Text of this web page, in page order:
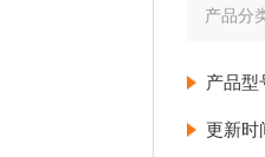
产品分
产品型
更新时